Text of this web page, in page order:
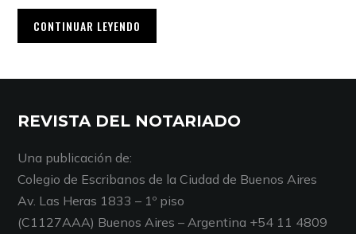
CONTINUAR LEYENDO
REVISTA DEL NOTARIADO
Una publicación de:
Colegio de Escribanos de la Ciudad de Buenos Aires
Av. Las Heras 1833 – 1º piso
(C1127AAA) Buenos Aires – Argentina +54 11 4809